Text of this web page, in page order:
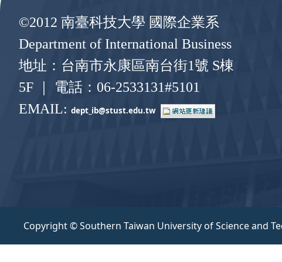
©2012 南臺科技大學 國際企業系
Department of International Business
地址：台南市永康區南台街1號 S棟
5F ｜ 電話：06-2533131#5101
EMAIL: dept_ib@stust.edu.tw
Copyright © Southern Taiwan University of Science and